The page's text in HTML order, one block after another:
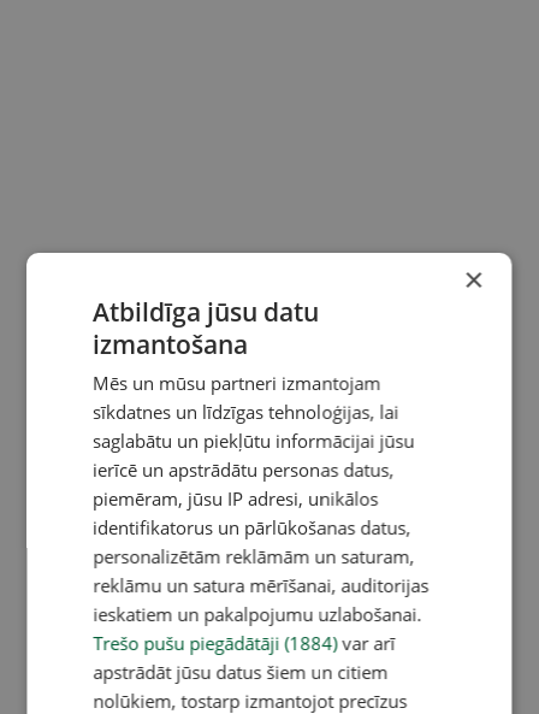
×
Atbildīga jūsu datu
izmantošana
Mēs un mūsu partneri izmantojam
sīkdatnes un līdzīgas tehnoloģijas, lai
saglabātu un piekļūtu informācijai jūsu
ierīcē un apstrādātu personas datus,
piemēram, jūsu IP adresi, unikālos
identifikatorus un pārlūkošanas datus,
personalizētām reklāmām un saturam,
reklāmu un satura mērīšanai, auditorijas
ieskatiem un pakalpojumu uzlabošanai.
Trešo pušu piegādātāji (1884)var arī
apstrādāt jūsu datus šiem un citiem
nolūkiem, tostarp izmantojot precīzus